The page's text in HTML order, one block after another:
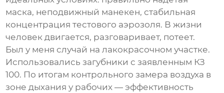
маска, неподвижный манекен, стабильная
концентрация тестового аэрозоля. В жизни
человек двигается, разговаривает, потеет.
Был у меня случай на лакокрасочном участке.
Использовались загубники с заявленным КЗ
100. По итогам контрольного замера воздуха в
зоне дыхания у рабочих — эффективность